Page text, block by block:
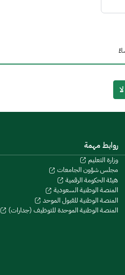
لا
روابط مهمة
وزارة التعليم
مجلس شؤون الجامعات
هيئة الحكومة الرقمية
المنصة الوطنية السعودية
المنصة الوطنية للقبول الموحد
المنصة الوطنية الموحدة للتوظيف (جدارات)